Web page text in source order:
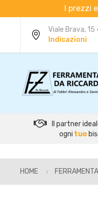
I prezzi
Viale Brava, 15
Indicazioni
Il partner
ogni tuo
HOME FERRAMENTA